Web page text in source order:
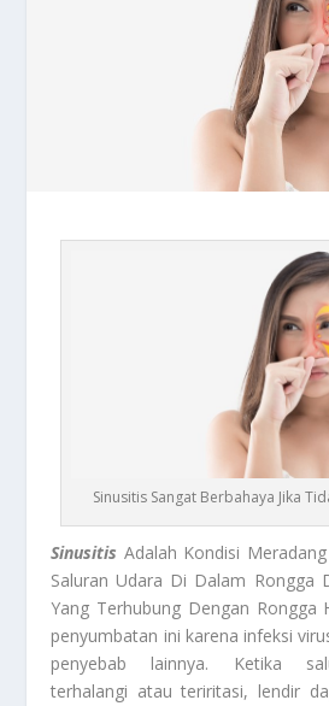
Sinusitis Sangat Berbahaya Jika
Sinusitis Adalah Kondisi
Saluran Udara Di Dalam Rongga
Yang Terhubung Dengan Rongga
penyumbatan ini karena infeksi
penyebab lainnya. Ketika
terhalangi atau teriritasi, lendir